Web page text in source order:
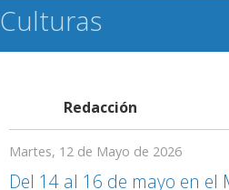
Culturas
Redacción
Martes, 12 de Mayo de 2026
Del 14 al 16 de mayo en el